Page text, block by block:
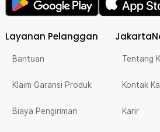
Layanan Pelanggan
Bantuan
Klaim Garansi Produk
Biaya Pengiriman
Tentang
Kontak
Karir